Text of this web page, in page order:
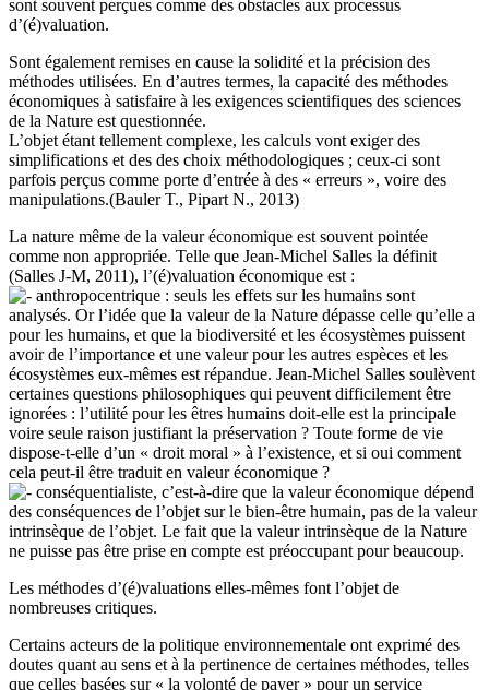
sont souvent perçues comme des obstacles aux processus
d’(é)valuation.
Sont également remises en cause la solidité et la précision des
méthodes utilisées. En d’autres termes, la capacité des méthodes
économiques à satisfaire à les exigences scientifiques des sciences
de la Nature est questionnée.
L’objet étant tellement complexe, les calculs vont exiger des
simplifications et des des choix méthodologiques ; ceux-ci sont
parfois perçus comme porte d’entrée à des « erreurs », voire des
manipulations.(Bauler T., Pipart N., 2013)
La nature même de la valeur économique est souvent pointée
comme non appropriée. Telle que Jean-Michel Salles la définit
(Salles J-M, 2011), l’(é)valuation économique est :
anthropocentrique : seuls les effets sur les humains sont
analysés. Or l’idée que la valeur de la Nature dépasse celle qu’elle a
pour les humains, et que la biodiversité et les écosystèmes puissent
avoir de l’importance et une valeur pour les autres espèces et les
écosystèmes eux-mêmes est répandue. Jean-Michel Salles soulèvent
certaines questions philosophiques qui peuvent difficilement être
ignorées : l’utilité pour les êtres humains doit-elle est la principale
voire seule raison justifiant la préservation ? Toute forme de vie
dispose-t-elle d’un « droit moral » à l’existence, et si oui comment
cela peut-il être traduit en valeur économique ?
conséquentialiste, c’est-à-dire que la valeur économique dépend
des conséquences de l’objet sur le bien-être humain, pas de la valeur
intrinsèque de l’objet. Le fait que la valeur intrinsèque de la Nature
ne puisse pas être prise en compte est préoccupant pour beaucoup.
Les méthodes d’(é)valuations elles-mêmes font l’objet de
nombreuses critiques.
Certains acteurs de la politique environnementale ont exprimé des
doutes quant au sens et à la pertinence de certaines méthodes, telles
que celles basées sur « la volonté de payer » pour un service